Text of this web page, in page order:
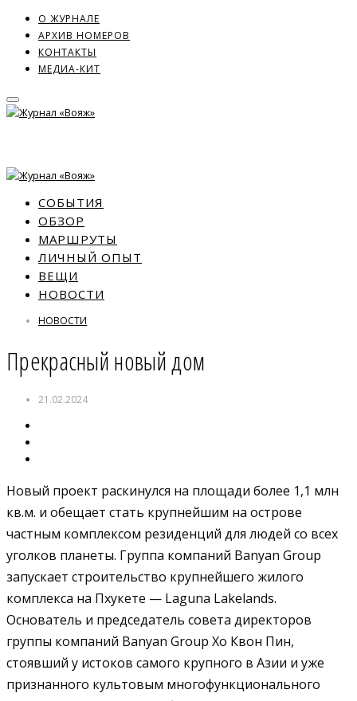
О ЖУРНАЛЕ
АРХИВ НОМЕРОВ
КОНТАКТЫ
МЕДИА-КИТ
СОБЫТИЯ
ОБЗОР
МАРШРУТЫ
ЛИЧНЫЙ ОПЫТ
ВЕЩИ
НОВОСТИ
НОВОСТИ
Прекрасный новый дом
21.02.2024
Новый проект раскинулся на площади более 1,1 млн
кв.м. и обещает стать крупнейшим на острове
частным комплексом резиденций для людей со всех
уголков планеты. Группа компаний Banyan Group
запускает строительство крупнейшего жилого
комплекса на Пхукете — Laguna Lakelands.
Основатель и председатель совета директоров
группы компаний Banyan Group Хо Квон Пин,
стоявший у истоков самого крупного в Азии и уже
признанного культовым многофункционального